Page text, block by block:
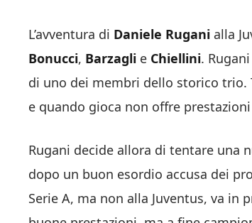
L’avventura di Daniele Rugani alla
Bonucci, Barzagli e Chiellini.
di uno dei membri dello storico trio.
e quando gioca non offre
Rugani decide allora di tentare una
dopo un buon esordio accusa dei
Serie A, ma non alla Juventus, va in